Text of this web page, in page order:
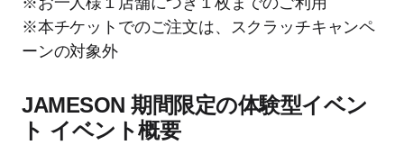
※本チケットでのご注文は、スクラッチキャンペ
ーンの対象外
JAMESON 期間限定の体験型イベン
ト イベント概要